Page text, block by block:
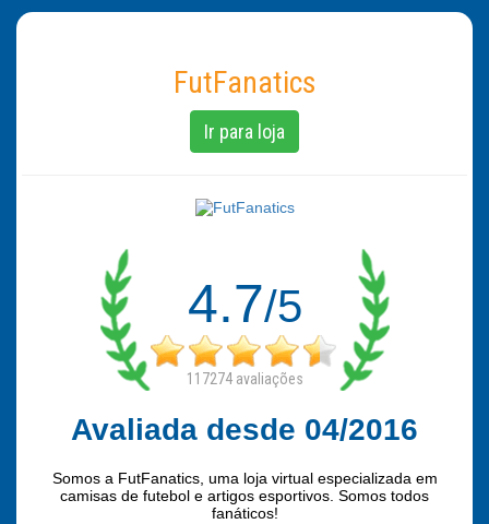
FutFanatics
Ir para loja
4.7/5
117274avaliações
Avaliada desde 04/2016
Somos a FutFanatics, uma loja virtual especializada em
camisas de futebol e artigos esportivos. Somos todos
fanáticos!